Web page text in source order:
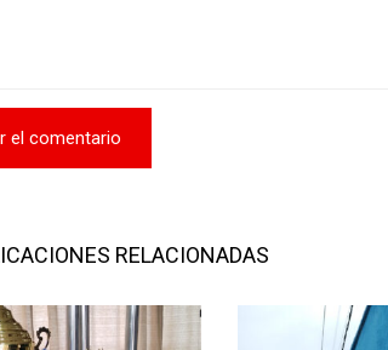
RELACIONADAS